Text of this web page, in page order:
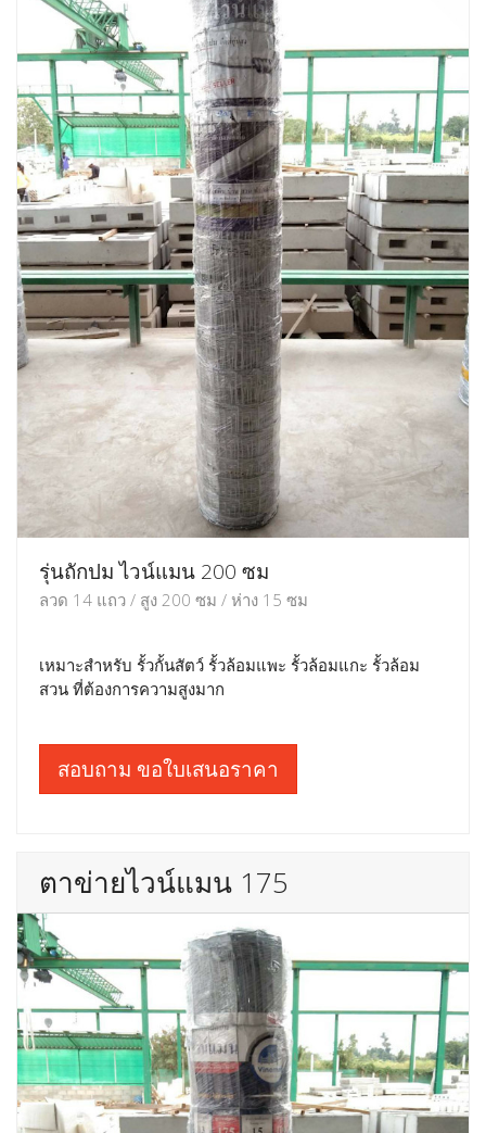
รุ่นถักปม ไวน์แมน 200 ซม
ลวด 14 แถว / สูง 200 ซม / ห่าง 15 ซม
เหมาะสำหรับ รั้วกั้นสัตว์ รั้วล้อมแพะ รั้วล้อมแกะ รั้วล้อม
สวน ที่ต้องการความสูงมาก
สอบถาม ขอใบเสนอราคา
ตาข่ายไวน์แมน 175